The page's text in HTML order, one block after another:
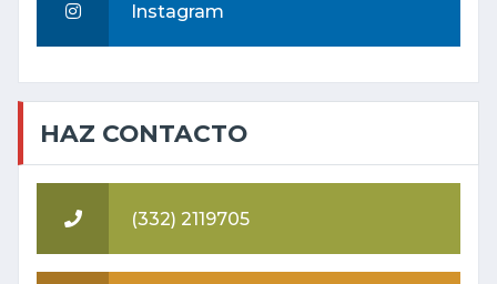
Instagram
HAZ CONTACTO
(332) 2119705